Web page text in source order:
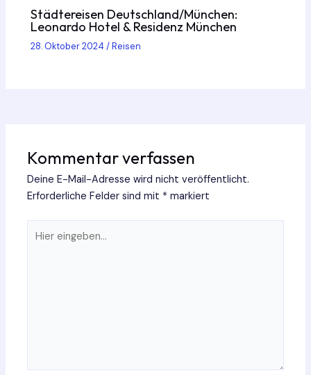
Städtereisen Deutschland/München:
Leonardo Hotel & Residenz München
28. Oktober 2024/Reisen
Kommentar verfassen
Deine E-Mail-Adresse wird nicht veröffentlicht.
Erforderliche Felder sind mit * markiert
eingeben…